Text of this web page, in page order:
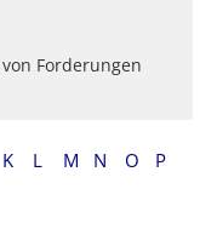
K L M N O
P
Forderungen